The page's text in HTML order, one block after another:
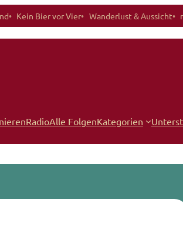
Kein Bier vor Vier Wanderlust & Aussicht
RadioAlle FolgenKategorien